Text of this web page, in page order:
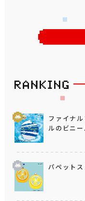
ファイナ
ルのビニ
パペット